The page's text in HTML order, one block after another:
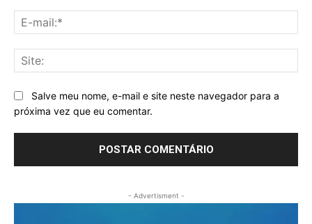
Salve meu nome, e-mail e site neste navegador para a
próxima vez que eu comentar.
- Advertisment -